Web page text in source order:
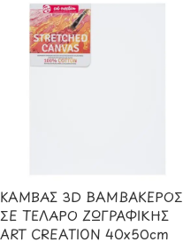
ΚΑΜΒΑΣ 3D ΒΑΜΒΑΚΕΡΟΣ
ΣΕ ΤΕΛΑΡΟ ΖΩΓΡΑΦΙΚΗΣ
ART CREATION 40x50cm